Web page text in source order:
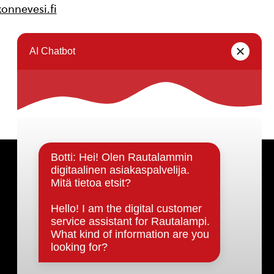
Päätöksenteko ja lähidemokratia
Päätökset, esityslistat & pöytäkirjat
Hallinto
Kunnanhallitus
Kunnanvaltuusto